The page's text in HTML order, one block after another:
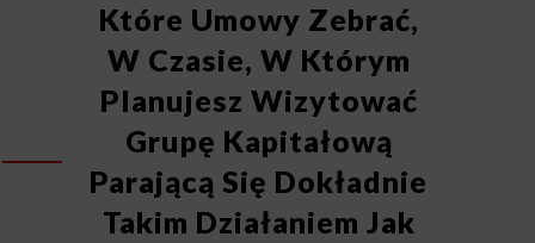
Które Umowy Zebrać,
W Czasie, W Którym
Planujesz Wizytować
Grupę Kapitałową
Parającą Się Dokładnie
Takim Działaniem Jak